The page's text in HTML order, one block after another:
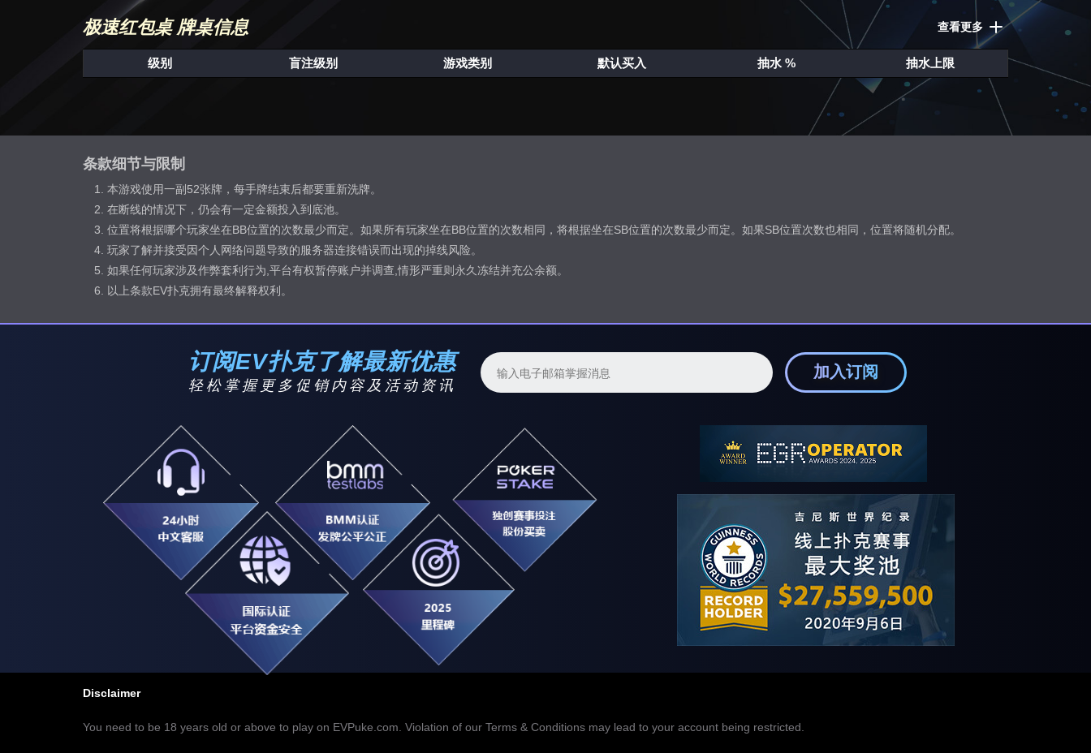
查看更多
极速红包桌 牌桌信息
级别 盲注级别 游戏类别 默认买入 抽水 % 抽水上限
条款细节与限制
本游戏使用一副52张牌，每手牌结束后都要重新洗牌。
在断线的情况下，仍会有一定金额投入到底池。
位置将根据哪个玩家坐在BB位置的次数最少而定。如果所有玩家坐在BB位置的次数相同，将根据坐在SB位置的次数最少而定。如果SB位置次数也相同，位置将随机分配。
玩家了解并接受因个人网络问题导致的服务器连接错误而出现的掉线风险。
如果任何玩家涉及作弊套利行为,平台有权暂停账户并调查,情形严重则永久冻结并充公余额。
以上条款EV扑克拥有最终解释权利。
订阅EV扑克了解最新优惠
轻松掌握更多促销内容及活动资讯
加入订阅
Disclaimer
You need to be 18 years old or above to play on EVPuke.com. Violation of our Terms & Conditions may lead to your account being restricted.